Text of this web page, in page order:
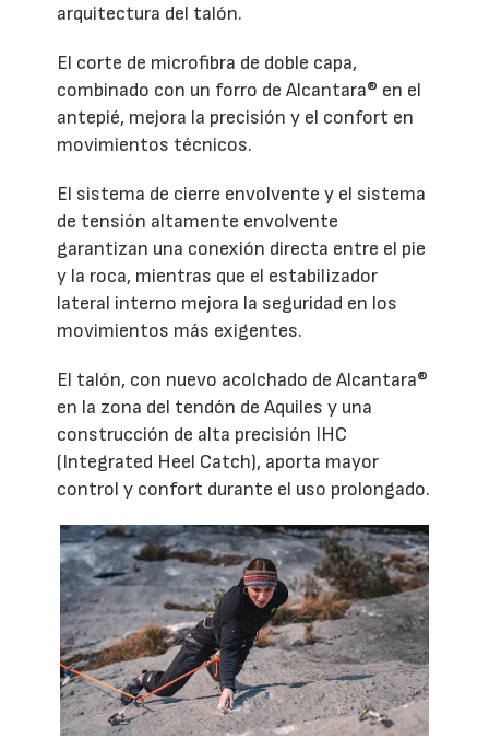
arquitectura del talón.
El corte de microfibra de doble capa,
combinado con un forro de Alcantara® en el
antepié, mejora la precisión y el confort en
movimientos técnicos.
El sistema de cierre envolvente y el sistema
de tensión altamente envolvente
garantizan una conexión directa entre el pie
y la roca, mientras que el estabilizador
lateral interno mejora la seguridad en los
movimientos más exigentes.
El talón, con nuevo acolchado de Alcantara®
en la zona del tendón de Aquiles y una
construcción de alta precisión IHC
(Integrated Heel Catch), aporta mayor
control y confort durante el uso prolongado.